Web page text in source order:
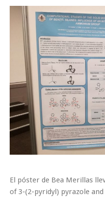
El póster de Bea Merillas
of 3-(2-pyridyl) pyrazole